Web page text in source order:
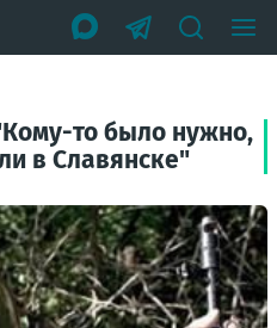
то было нужно,
в Славянске"